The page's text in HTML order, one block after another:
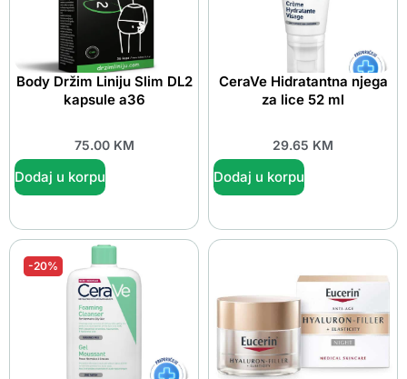
Body Držim Liniju Slim DL2
kapsule a36
75.00 KM
Dodaj u korpu
CeraVe Hidratantna njega
za lice 52 ml
29.65 KM
Dodaj u korpu
-20%